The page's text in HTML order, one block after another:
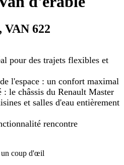
VAN 622
pour des trajets flexibles et
l'espace : un confort maximal
: le châssis du Renault Master
et salles d'eau entièrement
rencontre
un coup d'œil